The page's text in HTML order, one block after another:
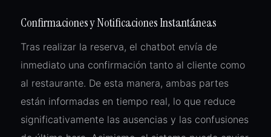
Confirmaciones y Notificaciones Instantáneas
Tras realizar la reserva, el chatbot envía de
inmediato una confirmación tanto al cliente como
al restaurante. De esta manera, ambas partes
están informadas en tiempo real, lo que reduce
significativamente las ausencias y las confusiones